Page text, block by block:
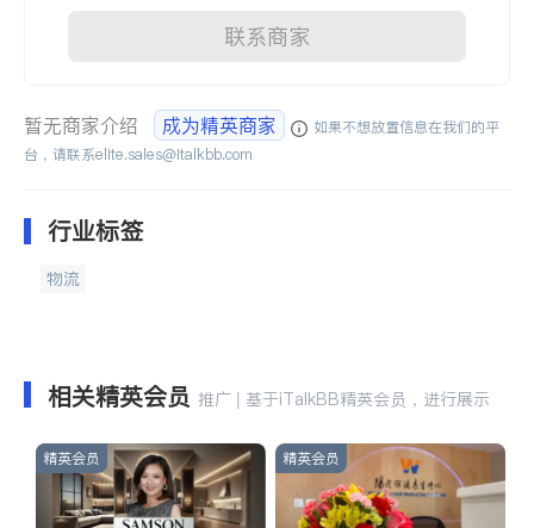
联系商家
暂无商家介绍 成为精英商家
如果不想放置信息在我们的平
台，请联系elite.sales@italkbb.com
行业标签
物流
相关精英会员 推广 | 基于iTalkBB精英会员，进行展示
精英会员 精英会员